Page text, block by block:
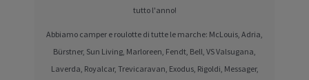
tutto l'anno!
Abbiamo camper e roulotte di tutte le marche: McLouis, Adria,
Bürstner, Sun Living, Marloreen, Fendt, Bell, VS Valsugana,
Laverda, Royalcar, Trevicaravan, Exodus, Rigoldi, Messager,